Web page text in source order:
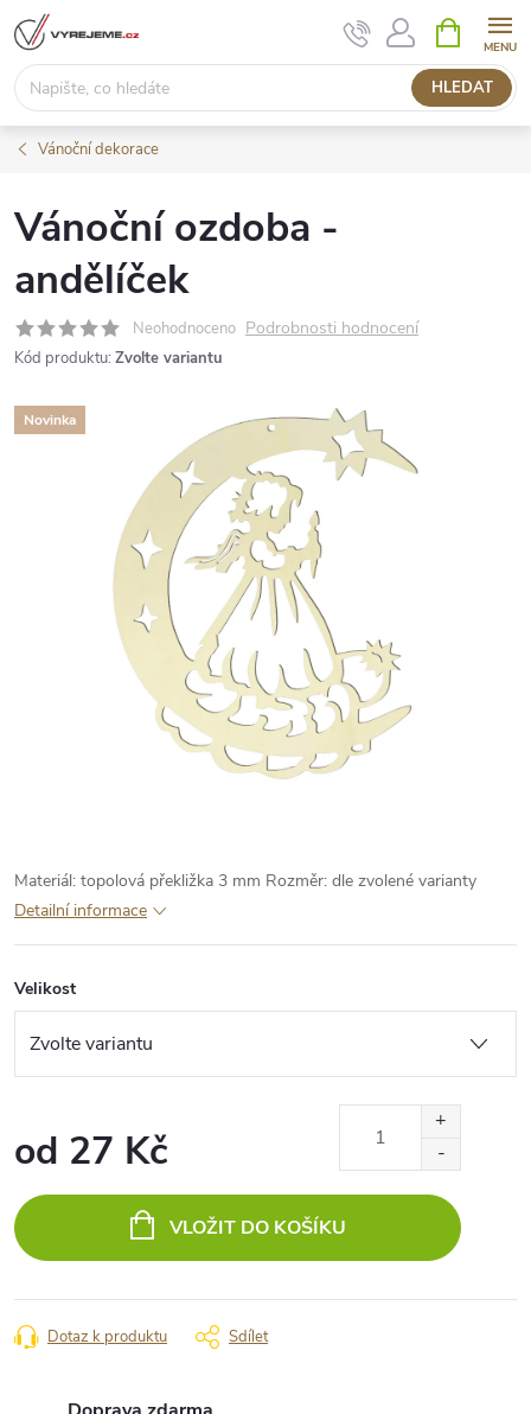
Přejít
na
obsah
HLEDAT
NÁKUPNÍ
KOŠÍK
Vánoční dekorace
Vánoční ozdoba -
andělíček
Neohodnoceno Podrobnosti hodnocení
Kód produktu: Zvolte variantu
Novinka
Materiál: topolová překližka 3 mm Rozměr: dle zvolené varianty
Detailní informace
Velikost
od 27 Kč
cena:
VLOŽIT DO KOŠÍKU
Dotaz k produktu Sdílet